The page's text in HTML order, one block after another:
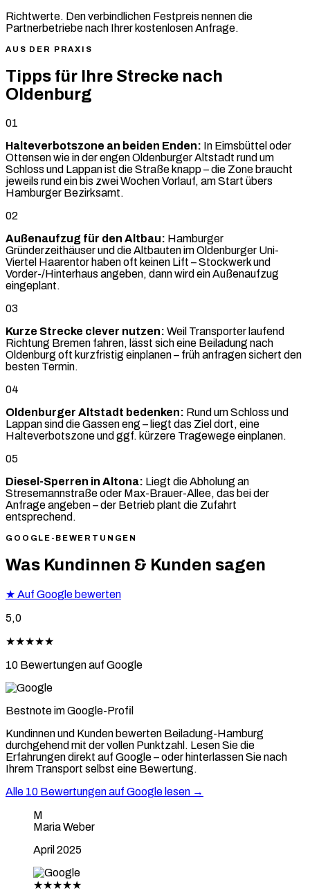
Richtwerte. Den verbindlichen Festpreis nennen die
Partnerbetriebe nach Ihrer kostenlosen Anfrage.
AUS DER PRAXIS
Tipps für Ihre Strecke nach
Oldenburg
01
Halteverbotszone an beiden Enden: In Eimsbüttel oder
Ottensen wie in der engen Oldenburger Altstadt rund um
Schloss und Lappan ist die Straße knapp – die Zone braucht
jeweils rund ein bis zwei Wochen Vorlauf, am Start übers
Hamburger Bezirksamt.
02
Außenaufzug für den Altbau: Hamburger
Gründerzeithäuser und die Altbauten im Oldenburger Uni-
Viertel Haarentor haben oft keinen Lift – Stockwerk und
Vorder-/Hinterhaus angeben, dann wird ein Außenaufzug
eingeplant.
03
Kurze Strecke clever nutzen: Weil Transporter laufend
Richtung Bremen fahren, lässt sich eine Beiladung nach
Oldenburg oft kurzfristig einplanen – früh anfragen sichert den
besten Termin.
04
Oldenburger Altstadt bedenken: Rund um Schloss und
Lappan sind die Gassen eng – liegt das Ziel dort, eine
Halteverbotszone und ggf. kürzere Tragewege einplanen.
05
Diesel-Sperren in Altona: Liegt die Abholung an
Stresemannstraße oder Max-Brauer-Allee, das bei der
Anfrage angeben – der Betrieb plant die Zufahrt
entsprechend.
GOOGLE-BEWERTUNGEN
Was Kundinnen & Kunden sagen
★ Auf Google bewerten
5,0
★★★★★
10 Bewertungen auf Google
Bestnote im Google-Profil
Kundinnen und Kunden bewerten Beiladung-Hamburg
durchgehend mit der vollen Punktzahl. Lesen Sie die
Erfahrungen direkt auf Google – oder hinterlassen Sie nach
Ihrem Transport selbst eine Bewertung.
Alle 10 Bewertungen auf Google lesen →
M
Maria Weber
April 2025
★★★★★